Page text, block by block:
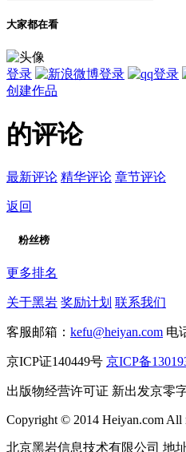
大家都在看
登录
创建作品
的评论
最新评论 精华评论 章节评论
返回
粉丝榜
更多排名
关于黑岩 奖励计划 联系我们
客服邮箱： kefu@heiyan.com 电
京ICP证140449号 京ICP备
出版物经营许可证 新出发京零
Copyright © 2014 Heiyan.com All
北京黑岩信息技术有限公司 地